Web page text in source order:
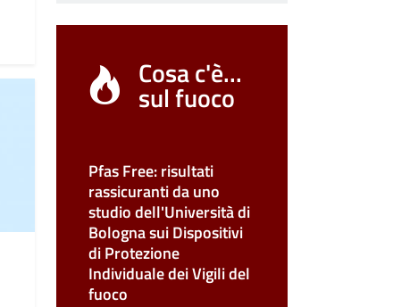
Cosa c'è...
sul fuoco
Pfas Free: risultati
rassicuranti da uno
studio dell'Università di
Bologna sui Dispositivi
di Protezione
Individuale dei Vigili del
fuoco